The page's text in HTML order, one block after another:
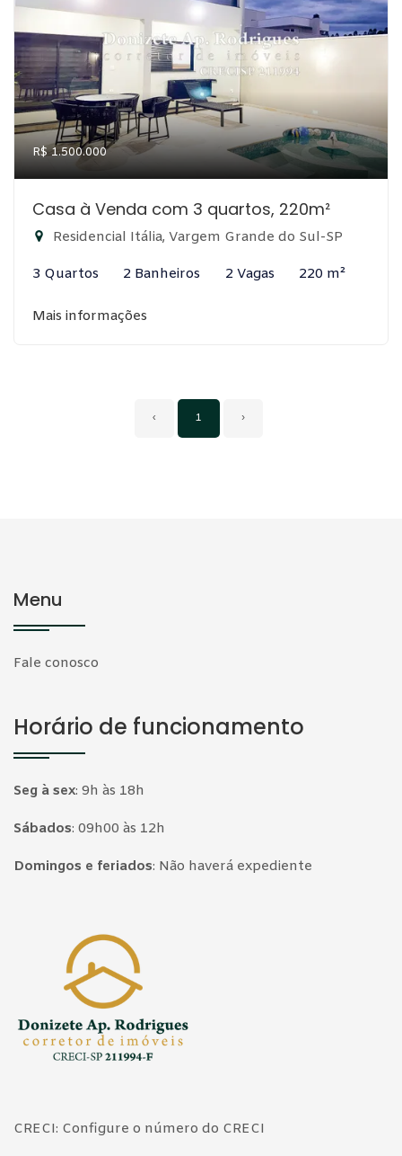
R$ 1.500.000
Casa à Venda com 3 quartos, 220m²
Residencial Itália, Vargem Grande do Sul-SP
3 Quartos 2 Banheiros 2 Vagas 220 m²
Mais informações
‹ 1 ›
Menu
Fale conosco
Horário de funcionamento
Seg à sex: 9h às 18h
Sábados: 09h00 às 12h
Domingos e feriados: Não haverá expediente
CRECI: Configure o número do CRECI